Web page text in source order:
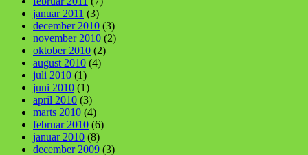
januar 2011 (3)
december 2010 (3)
november 2010 (2)
oktober 2010 (2)
august 2010 (4)
juli 2010 (1)
juni 2010 (1)
april 2010 (3)
marts 2010 (4)
februar 2010 (6)
januar 2010 (8)
december 2009 (3)